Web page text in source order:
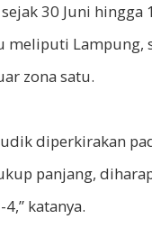
30 Juni
meliputi Lampung,
zona satu.
diperkirakan
panjang,
katanya.